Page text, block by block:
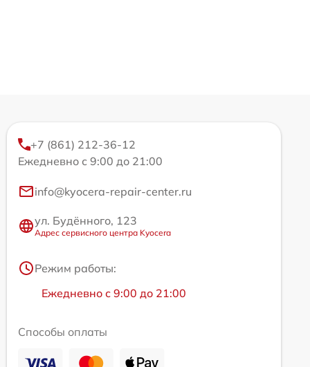
+7 (861) 212-36-12
Ежедневно с 9:00 до 21:00
info@kyocera-repair-center.ru
ул. Будённого, 123
Адрес сервисного центра Kyocera
Режим работы:
Ежедневно с 9:00 до 21:00
Способы оплаты